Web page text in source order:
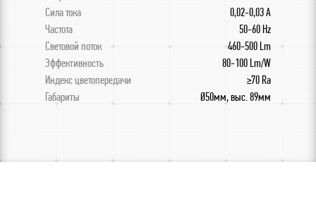
Сила тока
0,02-0,03 A
Частота
50-60 Hz
Световой поток
460-500 Lm
Эффективность
80-100 Lm/W
Индекс цветопередачи
≥70 Ra
Габариты
Ø50мм, выс. 89мм